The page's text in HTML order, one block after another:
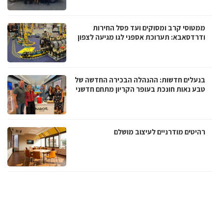
ממטוסי קרב ומסוקים ועד פסל החירות
ודרדסאבא: תערוכת אספני לגו מגיעה לצפון
בנעלים חדשות: ההנהלה הבכירה החדשה של
טבע נאות חונכת בעופר הקריון מתחם חדשני
רהיטים מודרניים לעיצוב מושלם